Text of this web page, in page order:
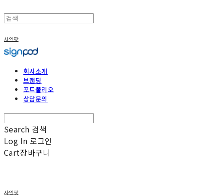
사인팟
회사소개
브랜딩
포트폴리오
상담문의
Search 검색
Log In 로그인
Cart장바구니
사인팟